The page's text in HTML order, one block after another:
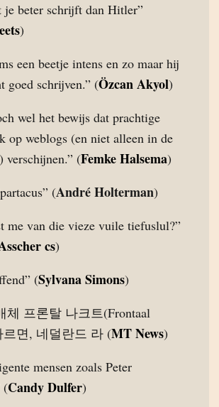
beter schrijft dan Hitler”
)
een beetje intens en zo maar hij
goed schrijven.” (Özcan Akyol)
wel het bewijs dat prachtige
op weblogs (en niet alleen in de
verschijnen.” (Femke Halsema)
(André Holterman)
me van die vieze vuile tiefuslul?”
cs)
(Sylvana Simons)
체 프론탈 나크트(Frontaal
르면, 네덜란드 라 (MT News)
mensen zoals Peter
(Candy Dulfer)